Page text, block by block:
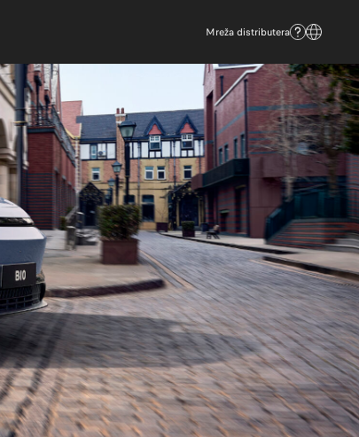
Mreža distributera